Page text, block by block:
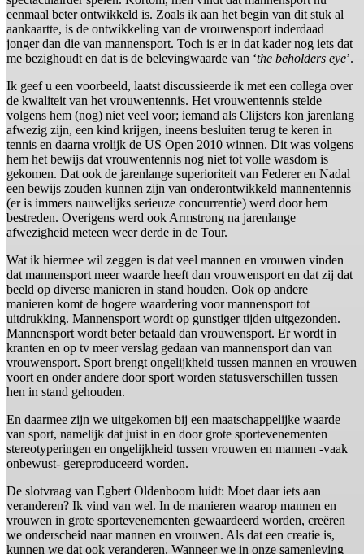
eenmaal beter ontwikkeld is. Zoals ik aan het begin van dit stuk al
aankaartte, is de ontwikkeling van de vrouwensport inderdaad
jonger dan die van mannensport. Toch is er in dat kader nog iets dat
me bezighoudt en dat is de belevingwaarde van ‘the beholders eye’.
Ik geef u een voorbeeld, laatst discussieerde ik met een collega over
de kwaliteit van het vrouwentennis. Het vrouwentennis stelde
volgens hem (nog) niet veel voor; iemand als Clijsters kon jarenlang
afwezig zijn, een kind krijgen, ineens besluiten terug te keren in
tennis en daarna vrolijk de US Open 2010 winnen. Dit was volgens
hem het bewijs dat vrouwentennis nog niet tot volle wasdom is
gekomen. Dat ook de jarenlange superioriteit van Federer en Nadal
een bewijs zouden kunnen zijn van onderontwikkeld mannentennis
(er is immers nauwelijks serieuze concurrentie) werd door hem
bestreden. Overigens werd ook Armstrong na jarenlange
afwezigheid meteen weer derde in de Tour.
Wat ik hiermee wil zeggen is dat veel mannen en vrouwen vinden
dat mannensport meer waarde heeft dan vrouwensport en dat zij dat
beeld op diverse manieren in stand houden. Ook op andere
manieren komt de hogere waardering voor mannensport tot
uitdrukking. Mannensport wordt op gunstiger tijden uitgezonden.
Mannensport wordt beter betaald dan vrouwensport. Er wordt in
kranten en op tv meer verslag gedaan van mannensport dan van
vrouwensport. Sport brengt ongelijkheid tussen mannen en vrouwen
voort en onder andere door sport worden statusverschillen tussen
hen in stand gehouden.
En daarmee zijn we uitgekomen bij een maatschappelijke waarde
van sport, namelijk dat juist in en door grote sportevenementen
stereotyperingen en ongelijkheid tussen vrouwen en mannen -vaak
onbewust- gereproduceerd worden.
De slotvraag van Egbert Oldenboom luidt: Moet daar iets aan
veranderen? Ik vind van wel. In de manieren waarop mannen en
vrouwen in grote sportevenementen gewaardeerd worden, creëren
we onderscheid naar mannen en vrouwen. Als dat een creatie is,
kunnen we dat ook veranderen. Wanneer we in onze samenleving